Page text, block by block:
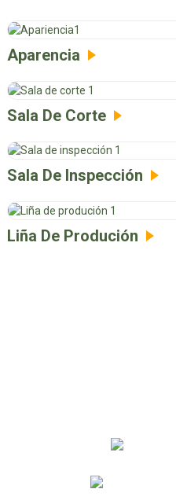
Aparencia
Sala De Corte
Sala De Inspección
Liña De Produción